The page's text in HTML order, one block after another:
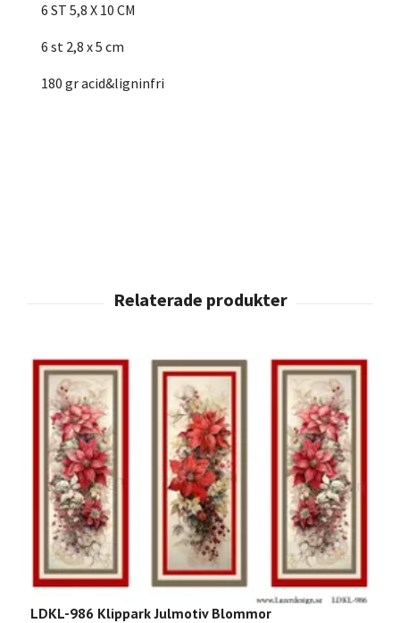
6 ST 5,8 X 10 CM
6 st 2,8 x 5 cm
180 gr acid&ligninfri
LDKL-986 Klippark Julmotiv Blommor